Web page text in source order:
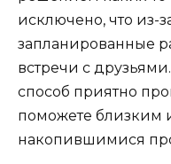
исключено, что из-
запланированные
встречи с
способ приятно
поможете близким
накопившимися